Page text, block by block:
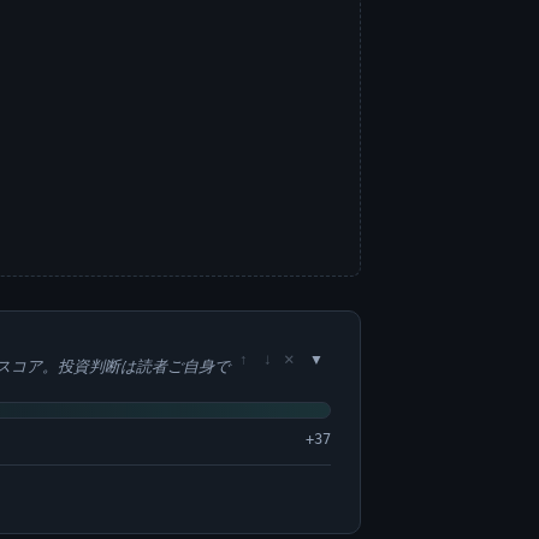
コア。投資判断は読者ご自身で ↑ ↓ ×
+37